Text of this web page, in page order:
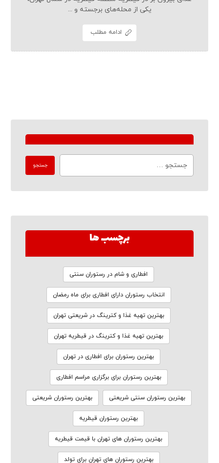
یکی از محله‌های برجسته و ...
ادامه مطلب
برچسب ها
افطاری و شام در رستوران سنتی
انتخاب رستوران دارای افطاری برای ماه رمضان
بهترین تهیه غذا و کترینگ در شریعتی تهران
بهترین تهیه غذا و کترینگ در قیطریه تهران
بهترین رستوران برای افطاری در تهران
بهترین رستوران برای برگزاری مراسم افطاری
بهترین رستوران سنتی شریعتی بهترین رستوران شریعتی
بهترین رستوران قیطریه
بهترین رستوران های تهران با قیمت قیطریه
بهترین رستوران های تهران برای تولد